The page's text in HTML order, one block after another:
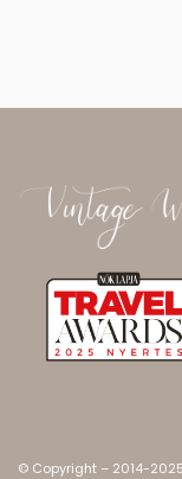
© Copyright – 2014-